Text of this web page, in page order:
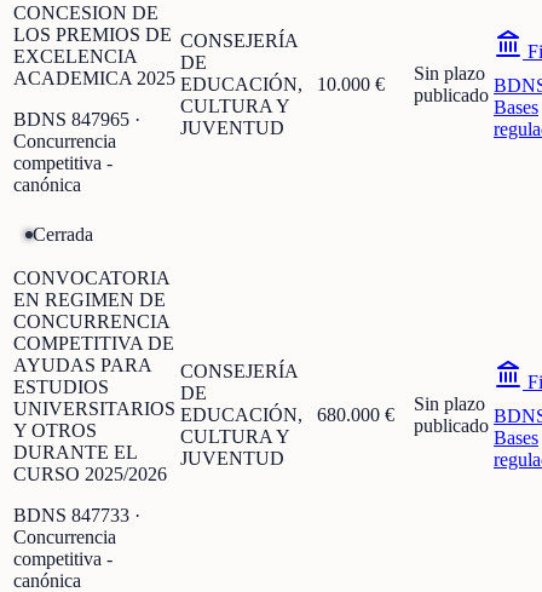
CONCESION DE
LOS PREMIOS DE
EXCELENCIA
ACADEMICA 2025
BDNS 847965 ·
Concurrencia
competitiva -
canónica
CONSEJERÍA
DE
EDUCACIÓN,
CULTURA Y
JUVENTUD
10.000 €
Sin plazo
publicado
Bases
Cerrada
CONVOCATORIA
EN REGIMEN DE
CONCURRENCIA
COMPETITIVA DE
AYUDAS PARA
ESTUDIOS
UNIVERSITARIOS
Y OTROS
DURANTE EL
CURSO 2025/2026
BDNS 847733 ·
Concurrencia
competitiva -
canónica
CONSEJERÍA
DE
EDUCACIÓN,
CULTURA Y
JUVENTUD
680.000 €
Sin plazo
publicado
Bases